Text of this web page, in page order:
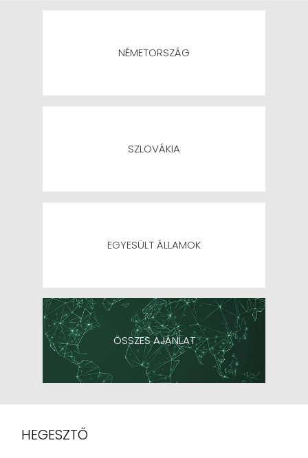
NÉMETORSZÁG
SZLOVÁKIA
EGYESÜLT ÁLLAMOK
ÖSSZES AJÁNLAT
HEGESZTŐ